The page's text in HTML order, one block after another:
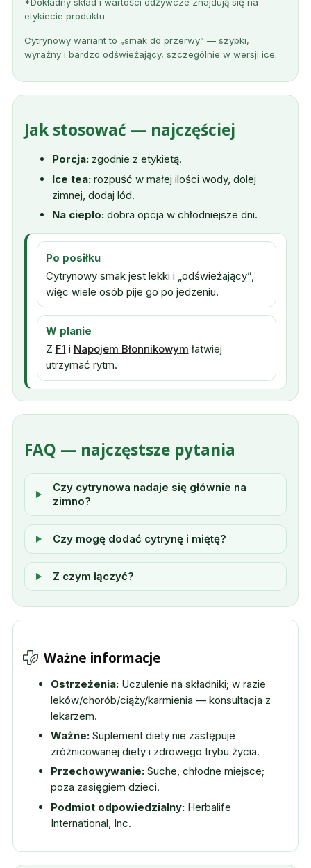
etykiecie produktu.
Cytrynowy wariant to „smak do przerwy” — szybki,
wyraźny i bardzo odświeżający, szczególnie w wersji ice.
Jak stosować — najczęściej
Porcja: zgodnie z etykietą.
Ice tea: rozpuść w małej ilości wody, dolej
zimnej, dodaj lód.
Na ciepło: dobra opcja w chłodniejsze dni.
Po posiłku
Cytrynowy smak jest lekki i „odświeżający”,
więc wiele osób pije go po jedzeniu.
W planie
Z F1 i Napojem Błonnikowym łatwiej
utrzymać rytm.
FAQ — najczęstsze pytania
Czy cytrynowa nadaje się głównie na
zimno?
Czy mogę dodać cytrynę i miętę?
Z czym łączyć?
Ważne informacje
Ostrzeżenia: Uczulenie na składniki; w razie
leków/chorób/ciąży/karmienia — konsultacja z
lekarzem.
Ważne: Suplement diety nie zastępuje
zróżnicowanej diety i zdrowego trybu życia.
Przechowywanie: Suche, chłodne miejsce;
poza zasięgiem dzieci.
Podmiot odpowiedzialny: Herbalife
International, Inc.